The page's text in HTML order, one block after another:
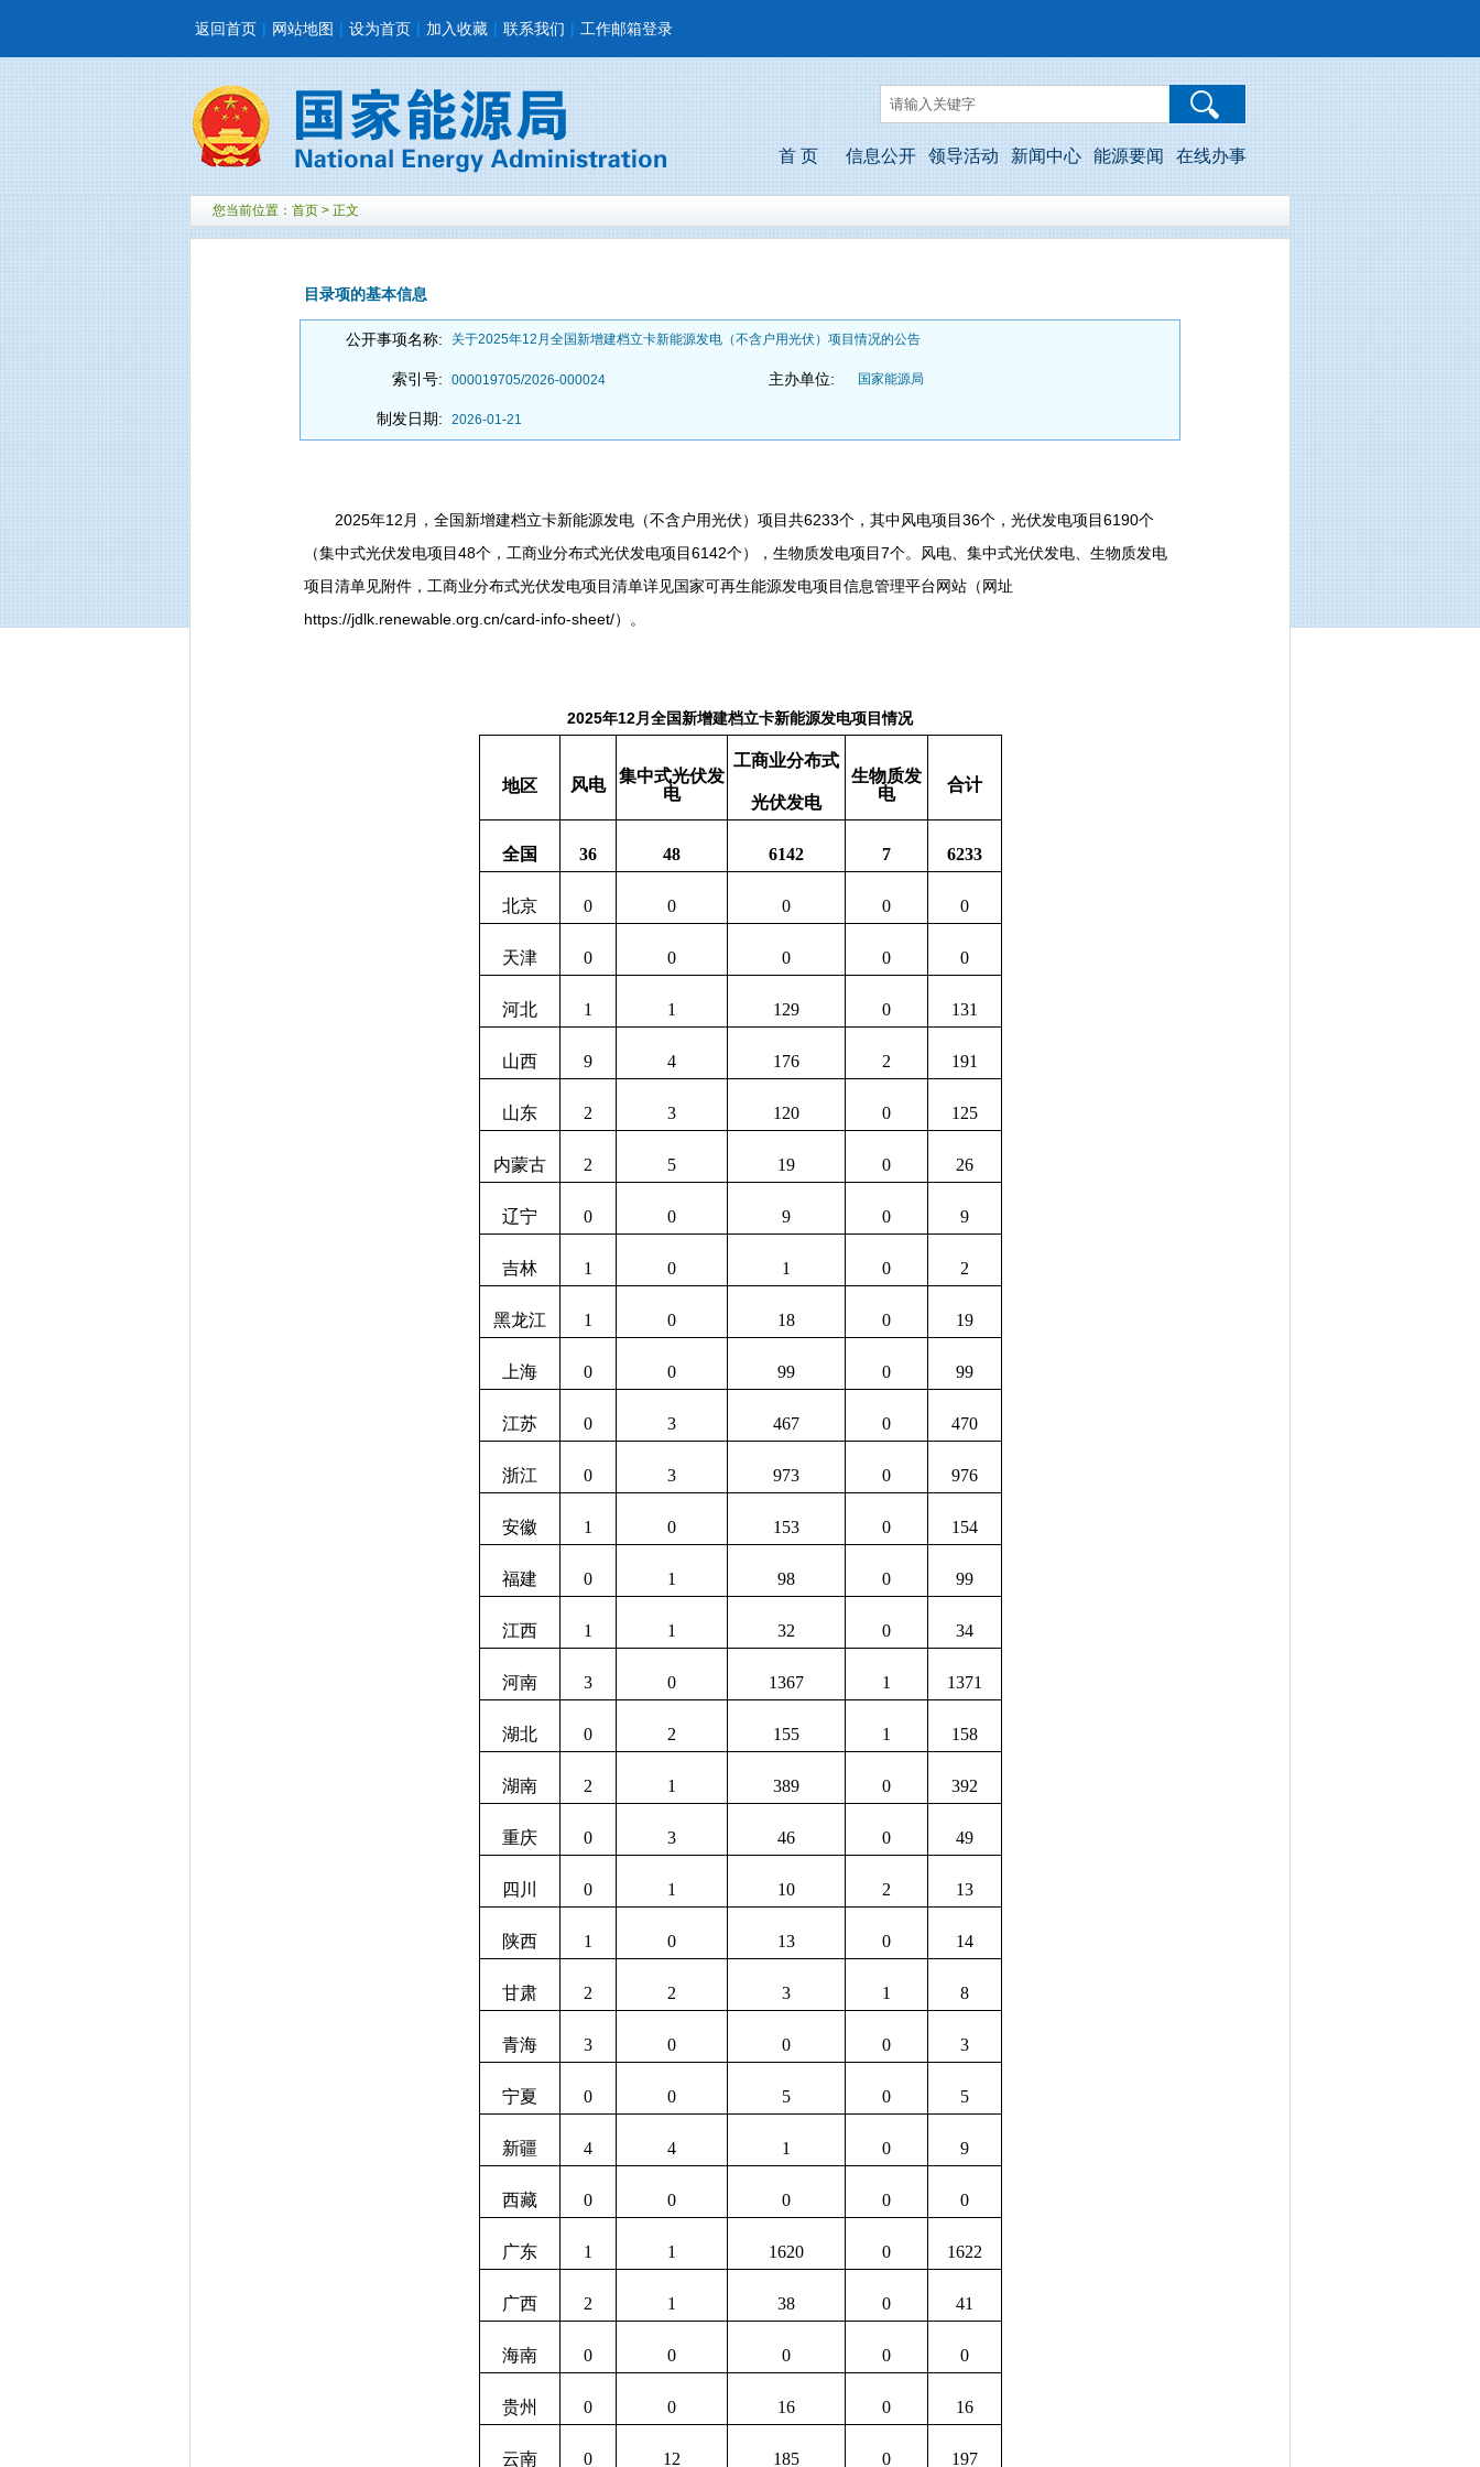
返回首页 | 网站地图 | 设为首页 | 加入收藏 | 联系我们 | 工作邮箱登录
首 页 信息公开 领导活动 新闻中心 能源要闻 在线办事
您当前位置： 首页 > 正文
目录项的基本信息
公开事项名称: 关于2025年12月全国新增建档立卡新能源发电（不含户用光伏）项目情况的公告
索引号: 000019705/2026-000024 主办单位: 国家能源局
制发日期: 2026-01-21
2025年12月，全国新增建档立卡新能源发电（不含户用光伏）项目共6233个，其中风电项目36个，光伏发电项目6190个
（集中式光伏发电项目48个，工商业分布式光伏发电项目6142个），生物质发电项目7个。风电、集中式光伏发电、生物质发电
项目清单见附件，工商业分布式光伏发电项目清单详见国家可再生能源发电项目信息管理平台网站（网址
https://jdlk.renewable.org.cn/card-info-sheet/）。
2025年12月全国新增建档立卡新能源发电项目情况
地区 风电
集中式光伏发
电
工商业分布式
光伏发电
生物质发
电
合计
全国 36 48 6142 7 6233
北京 0 0 0 0 0
天津 0 0 0 0 0
河北 1 1 129 0 131
山西 9 4 176 2 191
山东 2 3 120 0 125
内蒙古 2 5 19 0 26
辽宁 0 0 9 0 9
吉林 1 0 1 0 2
黑龙江 1 0 18 0 19
上海 0 0 99 0 99
江苏 0 3 467 0 470
浙江 0 3 973 0 976
安徽 1 0 153 0 154
福建 0 1 98 0 99
江西 1 1 32 0 34
河南 3 0 1367 1 1371
湖北 0 2 155 1 158
湖南 2 1 389 0 392
重庆 0 3 46 0 49
四川 0 1 10 2 13
陕西 1 0 13 0 14
甘肃 2 2 3 1 8
青海 3 0 0 0 3
宁夏 0 0 5 0 5
新疆 4 4 1 0 9
西藏 0 0 0 0 0
广东 1 1 1620 0 1622
广西 2 1 38 0 41
海南 0 0 0 0 0
贵州 0 0 16 0 16
云南 0 12 185 0 197